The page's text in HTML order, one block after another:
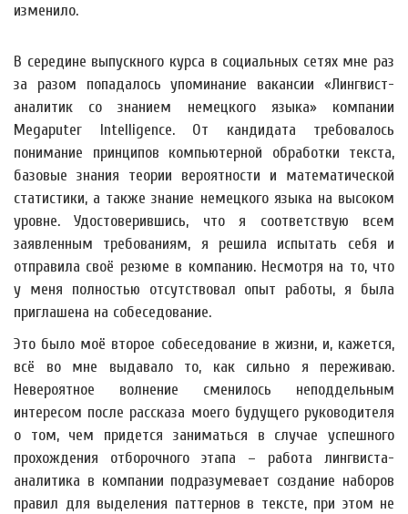
изменило.
В середине выпускного курса в социальных сетях мне раз
за разом попадалось упоминание вакансии «Лингвист-
аналитик со знанием немецкого языка» компании
Megaputer Intelligence. От кандидата требовалось
понимание принципов компьютерной обработки текста,
базовые знания теории вероятности и математической
статистики, а также знание немецкого языка на высоком
уровне. Удостоверившись, что я соответствую всем
заявленным требованиям, я решила испытать себя и
отправила своё резюме в компанию. Несмотря на то, что
у меня полностью отсутствовал опыт работы, я была
приглашена на собеседование.
Это было моё второе собеседование в жизни, и, кажется,
всё во мне выдавало то, как сильно я переживаю.
Невероятное волнение сменилось неподдельным
интересом после рассказа моего будущего руководителя
о том, чем придется заниматься в случае успешного
прохождения отборочного этапа – работа лингвиста-
аналитика в компании подразумевает создание наборов
правил для выделения паттернов в тексте, при этом не